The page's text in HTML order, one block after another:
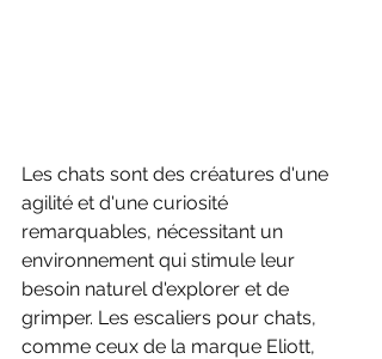
Les chats sont des créatures d'une
agilité et d'une curiosité
remarquables, nécessitant un
environnement qui stimule leur
besoin naturel d'explorer et de
grimper. Les escaliers pour chats,
comme ceux de la marque Eliott,